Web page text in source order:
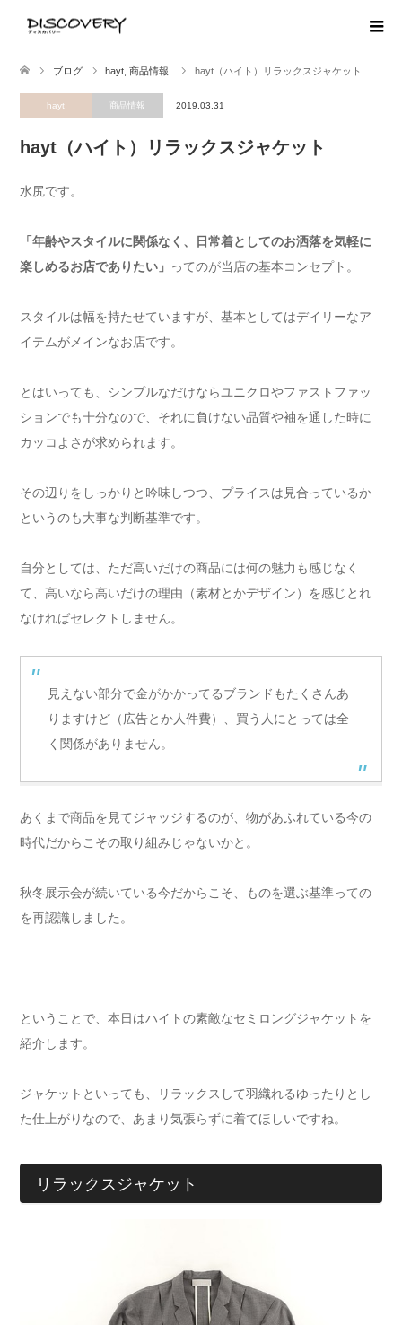
ブログ hayt 商品情報 hayt（ハイト）リラックスジャケット
hayt 商品情報 2019.03.31
hayt（ハイト）リラックスジャケット
水尻です。
「年齢やスタイルに関係なく、日常着としてのお洒落を気軽に
楽しめるお店でありたい」 ってのが当店の基本コンセプト。
スタイルは幅を持たせていますが、基本としてはデイリーなア
イテムがメインなお店です。
とはいっても、シンプルなだけならユニクロやファストファッ
ションでも十分なので、それに負けない品質や袖を通した時に
カッコよさが求められます。
その辺りをしっかりと吟味しつつ、プライスは見合っているか
というのも大事な判断基準です。
自分としては、ただ高いだけの商品には何の魅力も感じなく
て、高いなら高いだけの理由（素材とかデザイン）を感じとれ
なければセレクトしません。
見えない部分で金がかかってるブランドもたくさんあ
りますけど（広告とか人件費）、買う人にとっては全
く関係がありません。
あくまで商品を見てジャッジするのが、物があふれている今の
時代だからこその取り組みじゃないかと。
秋冬展示会が続いている今だからこそ、ものを選ぶ基準っての
を再認識しました。
ということで、本日はハイトの素敵なセミロングジャケットを
紹介します。
ジャケットといっても、リラックスして羽織れるゆったりとし
た仕上がりなので、あまり気張らずに着てほしいですね。
リラックスジャケット